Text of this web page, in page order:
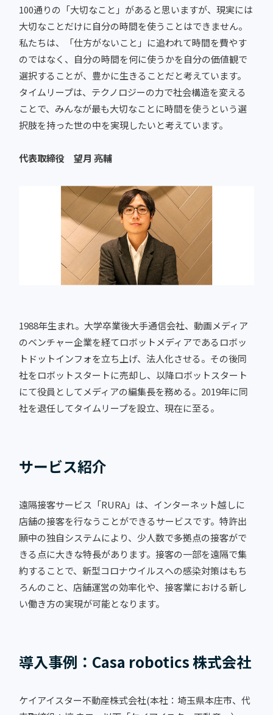
100通りの「大切なこと」があると思いますが、現実には
大切なことだけに自分の時間を使うことはできません。
私たちは、「仕方がないこと」に追われて時間を費やす
のではなく、自分の時間を何に使うかを自分の価値観で
選択することが、豊かに生きることだと考えています。
タイムリープは、テクノロジーの力で社会構造を変える
ことで、みんなが最も大切なことに時間を使うという選
択肢を持った世の中を実現したいと考えています。
代表取締役 望月 亮輔
1988年生まれ。大学卒業後大手通信会社、動画メディア
のベンチャー企業を経てロボットメディアであるロボッ
トドットインフォを立ち上げ、法人化させる。その後同
社をロボットスタートに売却し、以降ロボットスタート
にて役員としてメディアの編集長を務める。2019年に同
社を退任してタイムリープを設立、現在に至る。
サービス紹介
遠隔接客サービス「RURA」は、インターネット越しに
店舗の接客を行なうことができるサービスです。特許出
願中の独自システムにより、少人数で多拠点の接客がで
きる点に大きな特長があります。接客の一部を遠隔で集
約することで、新型コロナウイルスへの感染対策はもち
ろんのこと、店舗運営の効率化や、接客業における新し
い働き方の実現が可能となります。
導入事例：Casa robotics 株式会社
ケイアイスター不動産株式会社(本社：埼玉県本庄市、代